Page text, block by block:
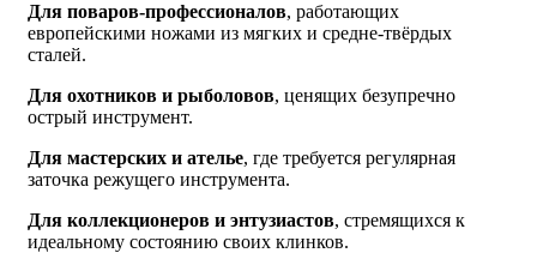
Для поваров-профессионалов, работающих
европейскими ножами из мягких и средне-твёрдых
сталей.
Для охотников и рыболовов, ценящих безупречно
острый инструмент.
Для мастерских и ателье, где требуется регулярная
заточка режущего инструмента.
Для коллекционеров и энтузиастов, стремящихся к
идеальному состоянию своих клинков.